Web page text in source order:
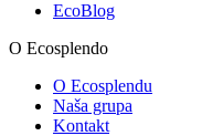
EcoBlog
O Ecosplendo
O Ecosplendu
Naša grupa
Kontakt